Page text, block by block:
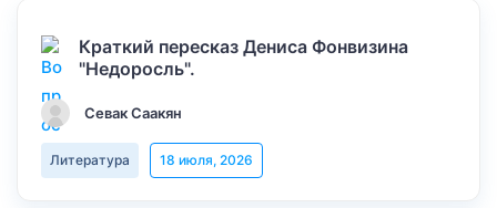
Краткий пересказ Дениса Фонвизина
"Недоросль".
Севак Саакян
Литература 18 июля, 2026